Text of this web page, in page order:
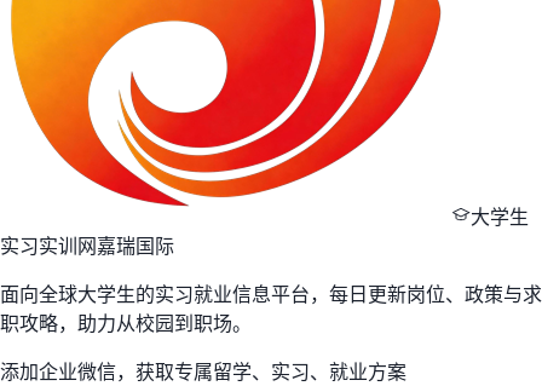
大学生
实习实训网嘉瑞国际
面向全球大学生的实习就业信息平台，每日更新岗位、政策与求
职攻略，助力从校园到职场。
添加企业微信，获取专属留学、实习、就业方案